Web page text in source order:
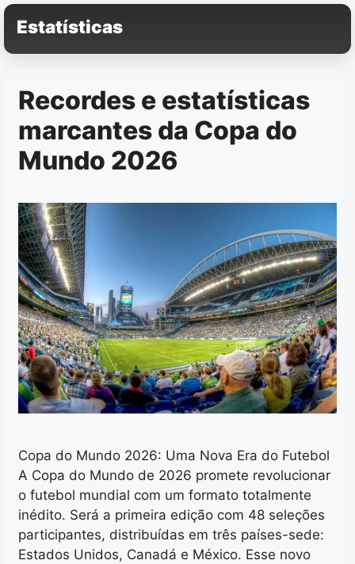
Pular
para
o
Estatísticas
Recordes e estatísticas
marcantes da Copa do
Mundo 2026
Copa do Mundo 2026: Uma Nova Era do Futebol
A Copa do Mundo de 2026 promete revolucionar
o futebol mundial com um formato totalmente
inédito. Será a primeira edição com 48 seleções
participantes, distribuídas em três países-sede:
Estados Unidos, Canadá e México. Esse novo